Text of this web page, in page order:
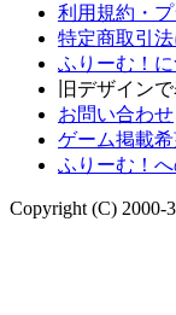
利用規約・
特定商取引
ふりーむ！
旧デザイン
お問い合わせ
ゲーム掲載
ふりーむ！
Copyright (C) 2000-